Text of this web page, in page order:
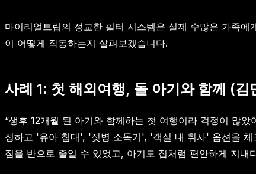
마이리얼트립의 정교한 필터 시스템은 실제 수많은 가족
이 어떻게 작동하는지 살펴보겠습니다.
사례 1: 첫 해외여행, 돌 아기와 함께 (
“생후 12개월 된 아기와 함께하는 첫 여행이라 걱정이 많
정하고 '유아 침대', '젖병 소독기', '객실 내 취사' 옵션을
짐을 반으로 줄일 수 있었고, 아기도 집처럼 편안하게 지내